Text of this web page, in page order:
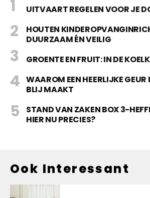
UITVAART REGELEN VOOR JE
HOUTEN
DUURZAAM ÉN VEILIG
GROENTE EN FRUIT: IN DE
WAAROM EEN HEERLIJKE GEUR
BLIJ MAAKT
STAND VAN ZAKEN BOX 3-
HIER NU PRECIES?
Ook Interessant